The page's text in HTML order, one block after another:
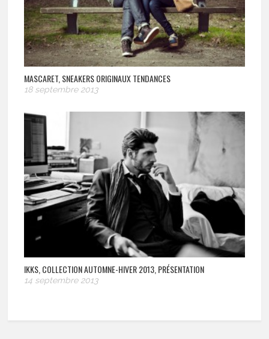
MASCARET, SNEAKERS ORIGINAUX TENDANCES
18 septembre 2013
IKKS, COLLECTION AUTOMNE-HIVER 2013, PRÉSENTATION
14 septembre 2013